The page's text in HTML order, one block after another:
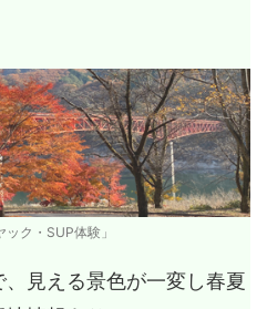
ック・SUP体験」
、見える景色が一変し春夏